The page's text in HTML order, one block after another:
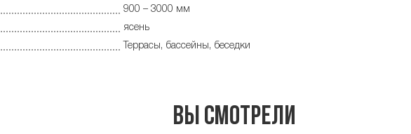
900 – 3000 мм
ясень
Террасы, бассейны, беседки
Вы смотрели